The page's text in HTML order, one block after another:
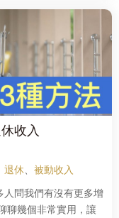
收入
退休、 被動收入
問我們有沒有更多增
聊幾個非常實用，讓